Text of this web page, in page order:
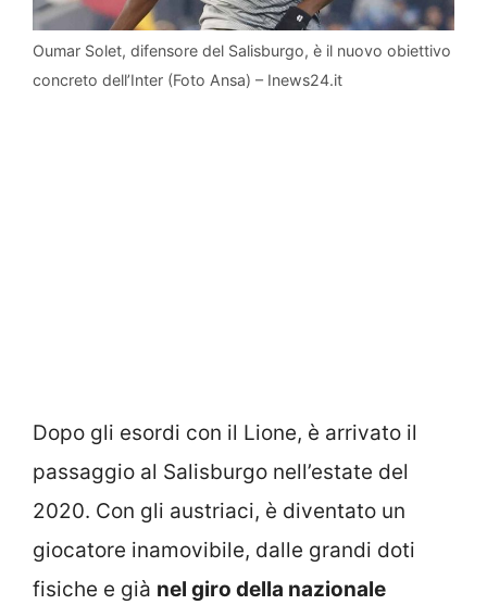
Oumar Solet, difensore del Salisburgo, è il nuovo obiettivo
concreto dell’Inter (Foto Ansa) – Inews24.it
Dopo gli esordi con il Lione, è arrivato il
passaggio al Salisburgo nell’estate del
2020. Con gli austriaci, è diventato un
giocatore inamovibile, dalle grandi doti
fisiche e già nel giro della nazionale